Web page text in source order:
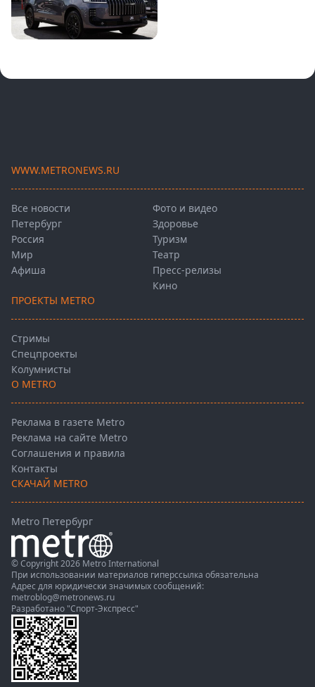
WWW.METRONEWS.RU
Все новости
Петербург
Россия
Мир
Афиша
Фото и видео
Здоровье
Туризм
Театр
Пресс-релизы
Кино
ПРОЕКТЫ METRO
Стримы
Спецпроекты
Колумнисты
О METRO
Реклама в газете Metro
Реклама на сайте Metro
Соглашения и правила
Контакты
СКАЧАЙ METRO
Metro Петербург
© Copyright 2026 Metro International
При использовании материалов гиперссылка обязательна
Адрес для юридически значимых сообщений:
metroblog@metronews.ru
Разработано "Спорт-Экспресс"